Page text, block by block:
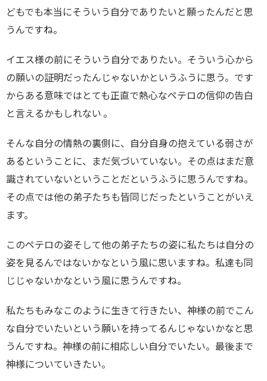
どもでも本当にそういう自分でありたいと願ったんだと思
うんですね。
イエス様の前にそういう自分でありたい。そういう心から
の願いの証明だったんじゃないかというふうに思う。です
からある意味ではとても正直で熱心なペテロの信仰の告白
と言えるかもしれない 。
そんな自分の情熱の裏側に、自分自身の抱えている弱さが
あるということに、まだ気づいていない。その点はまだ意
識されていないということだというふうに思うんですね。
その点では他の弟子たちも皆同じだったということがいえ
ます。
このペテロの姿そして他の弟子たちの姿に私たちは自分の
姿を見るんではないかなという風に思いますね。私達も同
じじゃないかなという風に思うんですね。
私たちもみなこのように生きて行きたい、神様の前でこん
な自分でいたいという願いを持ってるんじゃないかなと思
うんですね。神様の前に相応しい自分でいたい。最後まで
神様についていきたい。